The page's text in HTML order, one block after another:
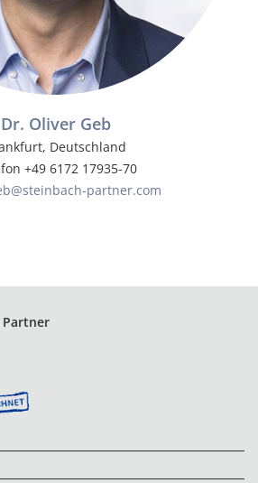
Dr. Oliver Geb
Deutschland
+49 6172 17935-70
partner.com